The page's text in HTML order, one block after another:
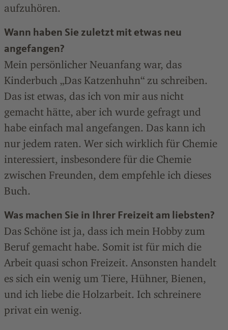
aufzuhören.
Wann haben Sie zuletzt mit etwas neu
angefangen?
Mein persönlicher Neuanfang war, das
Kinderbuch „Das Katzenhuhn“ zu schreiben.
Das ist etwas, das ich von mir aus nicht
gemacht hätte, aber ich wurde gefragt und
habe einfach mal angefangen. Das kann ich
nur jedem raten. Wer sich wirklich für Chemie
interessiert, insbesondere für die Chemie
zwischen Freunden, dem empfehle ich dieses
Buch.
Was machen Sie in Ihrer Freizeit am liebsten?
Das Schöne ist ja, dass ich mein Hobby zum
Beruf gemacht habe. Somit ist für mich die
Arbeit quasi schon Freizeit. Ansonsten handelt
es sich ein wenig um Tiere, Hühner, Bienen,
und ich liebe die Holzarbeit. Ich ­schreinere
privat ein wenig.